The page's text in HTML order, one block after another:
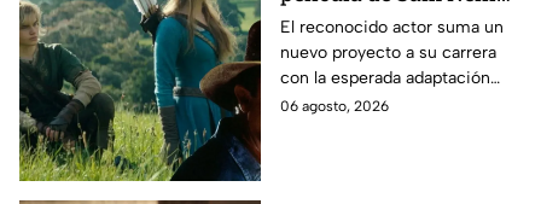
antes de morir: esto es
lo que se sabe hasta
ahora
El reconocido actor suma un
nuevo proyecto a su carrera
con la esperada adaptación
cinematográfica del popular
06 agosto, 2026